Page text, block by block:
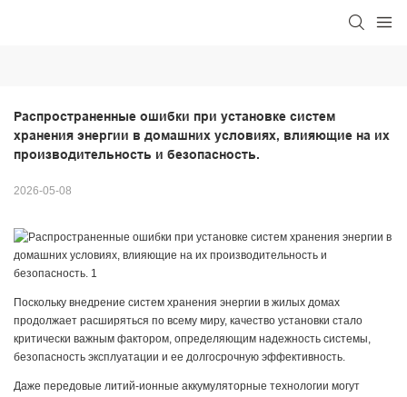
Распространенные ошибки при установке систем
хранения энергии в домашних условиях, влияющие на их
производительность и безопасность.
2026-05-08
Поскольку внедрение систем хранения энергии в жилых домах
продолжает расширяться по всему миру, качество установки стало
критически важным фактором, определяющим надежность системы,
безопасность эксплуатации и ее долгосрочную эффективность.
Даже передовые литий-ионные аккумуляторные технологии могут